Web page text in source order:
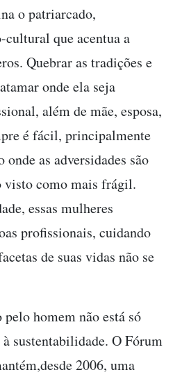
o patriarcado,
que acentua a
Quebrar as tradições e
onde ela seja
além de mãe, esposa,
é fácil, principalmente
as adversidades são
visto como mais frágil.
essas mulheres
profissionais, cuidando
de suas vidas não se
homem não está só
sustentabilidade. O Fórum
2006, uma